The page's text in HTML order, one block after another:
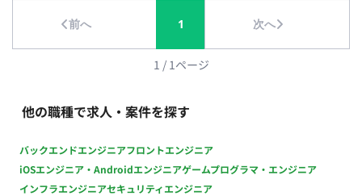
前へ 1 次へ
1 / 1ページ
他の職種で求人・案件を探す
バックエンドエンジニアフロントエンジニア
iOSエンジニア・Androidエンジニアゲームプログラマ・エンジニア
インフラエンジニアセキュリティエンジニア